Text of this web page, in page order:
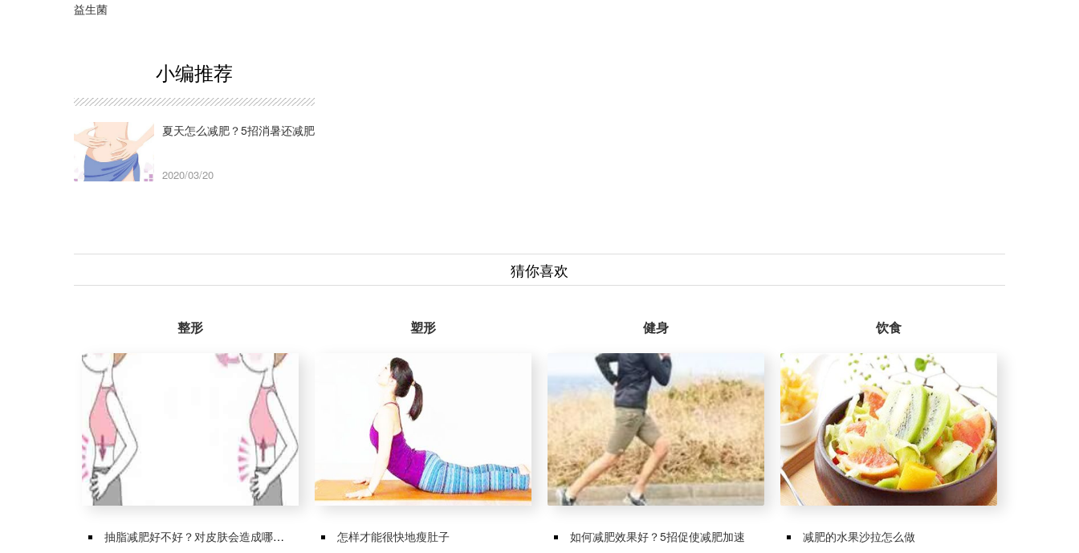
益生菌
小编推荐
夏天怎么减肥？5招消暑还减肥
2020/03/20
猜你喜欢
整形
抽脂减肥好不好？对皮肤会造成哪些危害
塑形
怎样才能很快地瘦肚子
健身
如何减肥效果好？5招促使减肥加速
饮食
减肥的水果沙拉怎么做